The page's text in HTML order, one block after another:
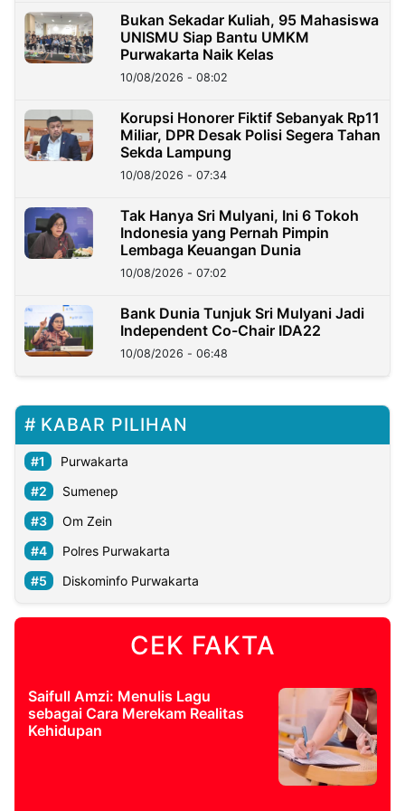
Bukan Sekadar Kuliah, 95 Mahasiswa
UNISMU Siap Bantu UMKM
Purwakarta Naik Kelas
10/08/2026 - 08:02
Korupsi Honorer Fiktif Sebanyak Rp11
Miliar, DPR Desak Polisi Segera Tahan
Sekda Lampung
10/08/2026 - 07:34
Tak Hanya Sri Mulyani, Ini 6 Tokoh
Indonesia yang Pernah Pimpin
Lembaga Keuangan Dunia
10/08/2026 - 07:02
Bank Dunia Tunjuk Sri Mulyani Jadi
Independent Co-Chair IDA22
10/08/2026 - 06:48
KABAR PILIHAN
Purwakarta
Sumenep
Om Zein
Polres Purwakarta
Diskominfo Purwakarta
CEK FAKTA
Saifull Amzi: Menulis Lagu
sebagai Cara Merekam Realitas
Kehidupan